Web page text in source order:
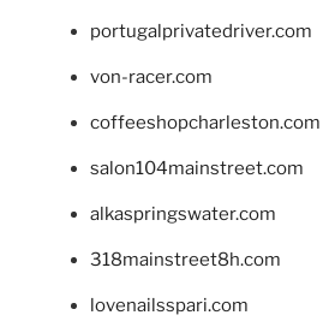
portugalprivatedriver.com
von-racer.com
coffeeshopcharleston.com
salon104mainstreet.com
alkaspringswater.com
318mainstreet8h.com
lovenailsspari.com